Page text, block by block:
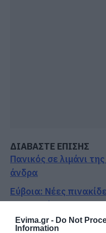
Evima.gr - Do Not
Information
ΔΙΑΒΑΣΤΕ ΕΠΙΣΗΣ
Πανικός σε λιμάνι
άνδρα
Εύβοια: Νέες
πυρκαγιάς – Σε ποια
Συναγερμός στη